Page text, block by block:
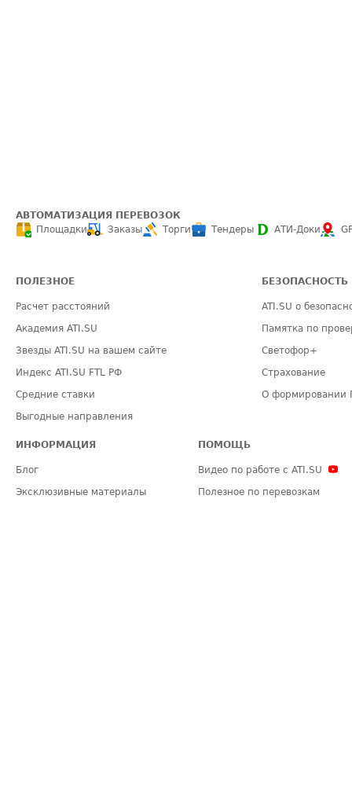
АВТОМАТИЗАЦИЯ ПЕРЕВОЗОК
Площадки
Заказы Торги Тендеры АТИ-Доки
ПОЛЕЗНОЕ
Расчет расстояний
Академия ATI.SU
Звезды ATI.SU на вашем сайте
Индекс ATI.SU FTL РФ
Средние ставки
Выгодные направления
БЕЗОПАСНОСТЬ
ATI.SU о
Памятка по
Светофор+
Страхование
О формировании
ИНФОРМАЦИЯ
Блог
Эксклюзивные материалы
ПОМОЩЬ
Видео по работе с ATI.SU
Полезное по перевозкам